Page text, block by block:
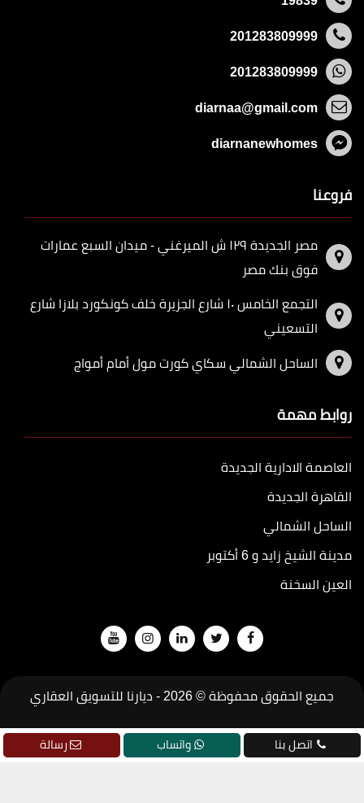
201283809999
201283809999
diarnaa@gmail.com
diarnanewhomes
فروعنا
مصر الجديدة ١٢٩ ش الميرغني - ميدان السبع عمارات
فوق بنك مصر
التجمع الخامس ١٠ شارع الجزيرة خلف كونكورد بلازا شارع
التسعيني
الساحل الشمالي سكاي كورت مول أمام أمواج
روابط مهمة
العاصمة الادارية الجديدة
القاهرة الجديدة
الساحل الشمالي
مدينة الشيخ زايد و 6 أكتوبر
العين السخنة
جميع الحقوق محفوظة © 2026 -
ديارنا للتسويق العقاري
تطويرجودة اتصل بنا واتساب رسالة